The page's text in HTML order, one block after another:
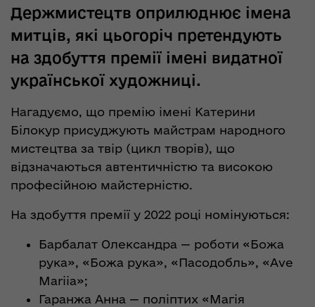
Держмистецтв оприлюднює імена
митців, які цьогоріч претендують
на здобуття премії імені видатної
української художниці.
Нагадуємо, що премію імені Катерини
Білокур присуджують майстрам народного
мистецтва за твір (цикл творів), що
відзначаються автентичністю та високою
професійною майстерністю.
На здобуття премії у 2022 році номінуються:
Барбалат Олександра — роботи «Божа
рука», «Божа рука», «Пасодобль», «Ave
Mariia»;
Гаранжа Анна — поліптих «Магія